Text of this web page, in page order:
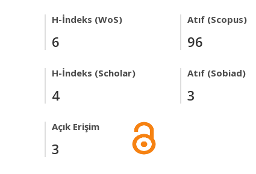
H-İndeks (WoS)
6
Atıf (Scopus)
96
H-İndeks (Scholar)
4
Atıf (Sobiad)
3
Açık Erişim
3